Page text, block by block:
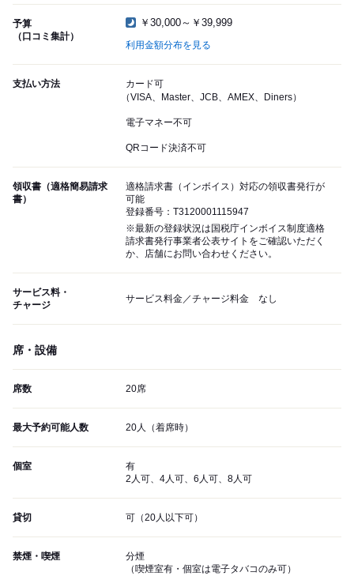
予算
（口コミ集計）
￥30,000～￥39,999
利用金額分布を見る
支払い方法
カード可
（VISA、Master、JCB、AMEX、Diners）
電子マネー不可
QRコード決済不可
領収書（適格簡易請求
書）
適格請求書（インボイス）対応の領収書発行が
可能
登録番号：T3120001115947
※最新の登録状況は国税庁インボイス制度適格
請求書発行事業者公表サイトをご確認いただく
か、店舗にお問い合わせください。
サービス料・
チャージ
サービス料金／チャージ料金 なし
席・設備
席数 20席
最大予約可能人数 20人（着席時）
個室
有
2人可、4人可、6人可、8人可
貸切 可（20人以下可）
禁煙・喫煙
分煙
（喫煙室有・個室は電子タバコのみ可）